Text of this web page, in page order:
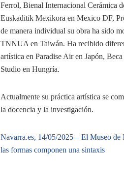
Ferrol, Bienal Internacional Cerámica
Euskaditik Mexikora en Mexico DF,
de manera individual su obra ha sido
TNNUA en Taiwán. Ha recibido
artística en Paradise Air en Japón,
Studio en Hungría.
Actualmente su práctica artística se
la docencia y la investigación.
Navarra.es, 14/05/2025 – El Museo
las formas componen una sintaxis